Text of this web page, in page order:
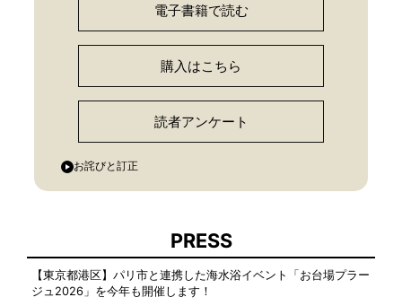
電子書籍で読む
購入はこちら
読者アンケート
お詫びと訂正
PRESS
【東京都港区】パリ市と連携した海水浴イベント「お台場プラー
ジュ2026」を今年も開催します！